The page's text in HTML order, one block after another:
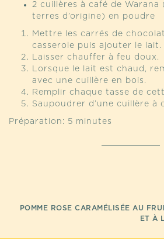
2 cuillères à café de Warana
terres d’origine) en poudre
Mettre les carrés de
casserole puis ajouter le lait.
Laisser chauffer à feu doux.
Lorsque le lait est chaud,
avec une cuillère en bois.
Remplir chaque tasse de
Saupoudrer d’une cuillère à
Préparation: 5 minutes
POMME ROSE CARAMÉLISÉE AU
ET À